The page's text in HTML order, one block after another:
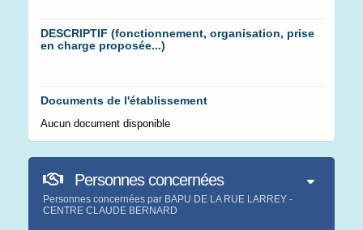
DESCRIPTIF (fonctionnement, organisation, prise
en charge proposée...)
Documents de l'établissement
Aucun document disponible
Personnes concernées
Personnes concernées par BAPU DE LA RUE LARREY -
CENTRE CLAUDE BERNARD